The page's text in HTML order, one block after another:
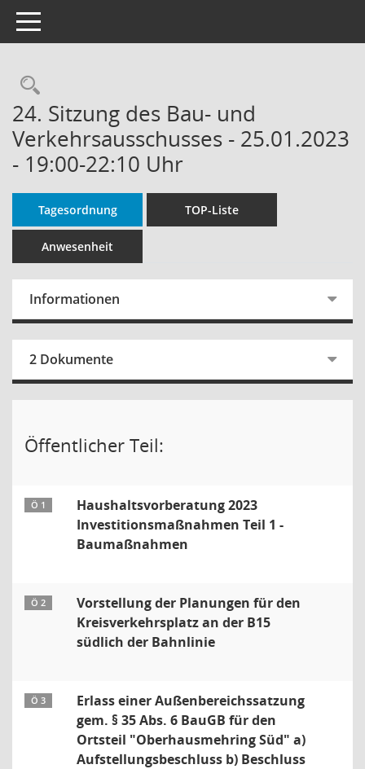
Toggle navigation
Rechercheauswahl
24. Sitzung des Bau- und
Verkehrsausschusses - 25.01.2023
- 19:00-22:10 Uhr
Tagesordnung TOP-Liste
Anwesenheit
Informationen
2 Dokumente
Öffentlicher Teil:
Ö 1
Haushaltsvorberatung 2023
Investitionsmaßnahmen Teil 1 -
Baumaßnahmen
Ö 2
Vorstellung der Planungen für den
Kreisverkehrsplatz an der B15
südlich der Bahnlinie
Ö 3
Erlass einer Außenbereichssatzung
gem. § 35 Abs. 6 BauGB für den
Ortsteil "Oberhausmehring Süd" a)
Aufstellungsbeschluss b) Beschluss